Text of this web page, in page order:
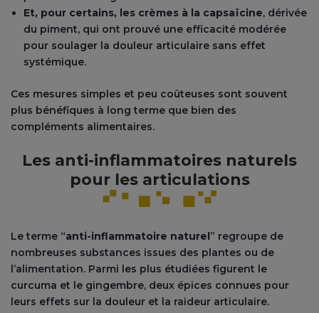
Et, pour certains, les crèmes à la capsaïcine, dérivée
du piment, qui ont prouvé une efficacité modérée
pour soulager la douleur articulaire sans effet
systémique.
Ces mesures simples et peu coûteuses sont souvent
plus bénéfiques à long terme que bien des
compléments alimentaires.
Les anti-inflammatoires naturels
pour les articulations
Le terme “anti-inflammatoire naturel” regroupe de
nombreuses substances issues des plantes ou de
l’alimentation. Parmi les plus étudiées figurent le
curcuma et le gingembre, deux épices connues pour
leurs effets sur la douleur et la raideur articulaire.